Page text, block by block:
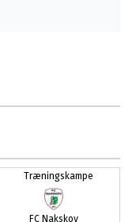
Træningskampe
FC Nakskov